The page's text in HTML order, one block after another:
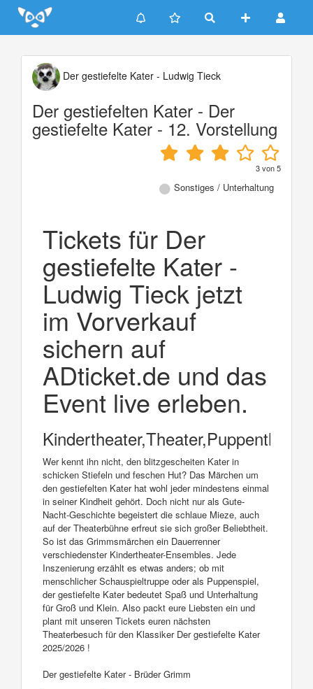
Update cookies preferences
Der gestiefelte Kater - Ludwig Tieck
Der gestiefelten Kater - Der
gestiefelte Kater - 12. Vorstellung
3von5
Sonstiges / Unterhaltung
Tickets für Der
gestiefelte Kater -
Ludwig Tieck jetzt
im Vorverkauf
sichern auf
ADticket.de und das
Event live erleben.
Wer kennt ihn nicht, den blitzgescheiten Kater in
schicken Stiefeln und feschen Hut? Das Märchen um
den gestiefelten Kater hat wohl jeder mindestens einmal
in seiner Kindheit gehört. Doch nicht nur als Gute-
Nacht-Geschichte begeistert die schlaue Mieze, auch
auf der Theaterbühne erfreut sie sich großer Beliebtheit.
So ist das Grimmsmärchen ein Dauerrenner
verschiedenster Kindertheater-Ensembles. Jede
Inszenierung erzählt es etwas anders; ob mit
menschlicher Schauspieltruppe oder als Puppenspiel,
der gestiefelte Kater bedeutet Spaß und Unterhaltung
für Groß und Klein. Also packt eure Liebsten ein und
plant mit unseren Tickets euren nächsten
Theaterbesuch für den Klassiker Der gestiefelte Kater
2025/2026 !
Der gestiefelte Kater - Brüder Grimm